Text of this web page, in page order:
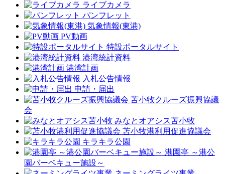
ライブカメラ
パンフレット
気象情報(東港)
PV動画
特設ポータルサイト
港湾統計資料
港湾計画
入札公告情報
申請・届出
苫小牧クルーズ振興協議
会
みなとオアシス苫小牧
苫小牧港利用促進協議会
キラキラ公園
港園亭 ～港公
園バーベキュー施設～